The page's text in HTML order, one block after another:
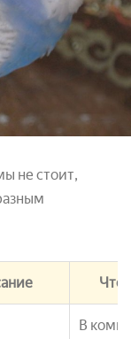
не стоит,
Что
В